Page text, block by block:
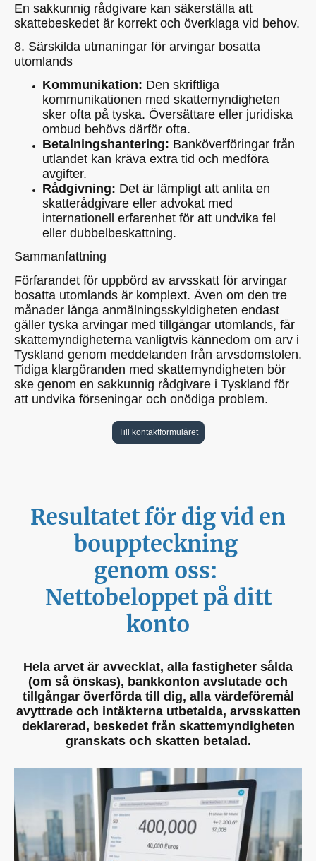
En sakkunnig rådgivare kan säkerställa att
skattebeskedet är korrekt och överklaga vid behov.
8. Särskilda utmaningar för arvingar bosatta
utomlands
Kommunikation: Den skriftliga
kommunikationen med skattemyndigheten
sker ofta på tyska. Översättare eller juridiska
ombud behövs därför ofta.
Betalningshantering: Banköverföringar från
utlandet kan kräva extra tid och medföra
avgifter.
Rådgivning: Det är lämpligt att anlita en
skatterådgivare eller advokat med
internationell erfarenhet för att undvika fel
eller dubbelbeskattning.
Sammanfattning
Förfarandet för uppbörd av arvsskatt för arvingar
bosatta utomlands är komplext. Även om den tre
månader långa anmälningsskyldigheten endast
gäller tyska arvingar med tillgångar utomlands, får
skattemyndigheterna vanligtvis kännedom om arv i
Tyskland genom meddelanden från arvsdomstolen.
Tidiga klargöranden med skattemyndigheten bör
ske genom en sakkunnig rådgivare i Tyskland för
att undvika förseningar och onödiga problem.
Till kontaktformuläret
Resultatet för dig vid en
bouppteckning
genom oss:
Nettobeloppet på ditt
konto
Hela arvet är avvecklat, alla fastigheter sålda
(om så önskas), bankkonton avslutade och
tillgångar överförda till dig, alla värdeföremål
avyttrade och intäkterna utbetalda, arvsskatten
deklarerad, beskedet från skattemyndigheten
granskats och skatten betalad.